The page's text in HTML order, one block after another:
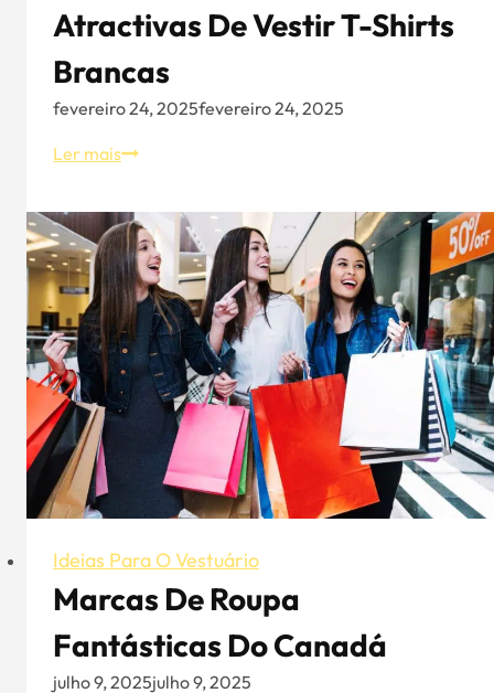
o
Atractivas De Vestir T-Shirts
Brancas
fevereiro 24, 2025fevereiro 24, 2025
Ler maisT-
brancas
de
verão
para
mulher
-
Formas
atractivas
Ideias Para O Vestuário
Marcas De Roupa
Fantásticas Do Canadá
julho 9, 2025julho 9, 2025